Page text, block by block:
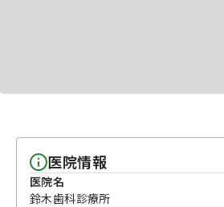
医院情報
医院名
鈴木歯科診療所